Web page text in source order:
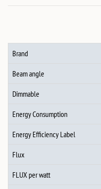
4500K
НЕ-
ВОДООТПОРНА
Brand
Beam angle
Dimmable
Energy Consumption
Energy Efficiency Label
Flux
FLUX per watt